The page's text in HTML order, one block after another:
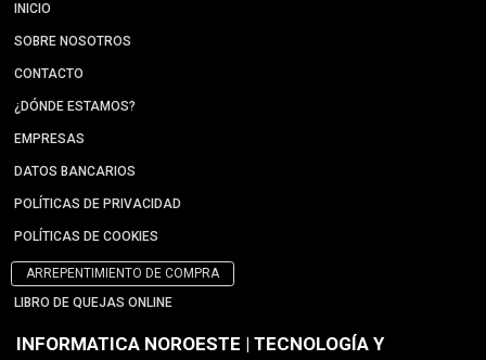
INICIO
SOBRE NOSOTROS
CONTACTO
¿DÓNDE ESTAMOS?
EMPRESAS
DATOS BANCARIOS
POLÍTICAS DE PRIVACIDAD
POLÍTICAS DE COOKIES
ARREPENTIMIENTO DE COMPRA
LIBRO DE QUEJAS ONLINE
INFORMATICA NOROESTE | TECNOLOGÍA Y